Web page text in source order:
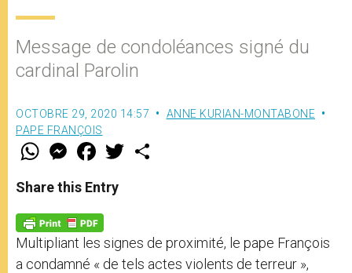
Message de condoléances signé du
cardinal Parolin
OCTOBRE 29, 2020 14:57
ANNE KURIAN-MONTABONE
PAPE FRANÇOIS
W
t
s
p
p
M
e
s
e
g
e
r
F
a
e
b
o
k
w
Share this Entry
Multipliant les signes de proximité, le pape François
a condamné « de tels actes violents de terreur »,